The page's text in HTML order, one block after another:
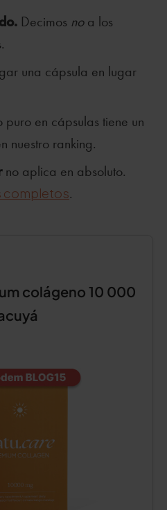
Decimos noa los
una cápsula en lugar
puro en cápsulas tiene un
nuestro ranking.
no aplica en absoluto.
completos.
colágeno 10 000